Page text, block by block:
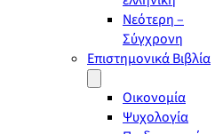
Νεότερη –
Σύγχρονη
Επιστημονικά Βιβλία
Οικονομία
Ψυχολογία